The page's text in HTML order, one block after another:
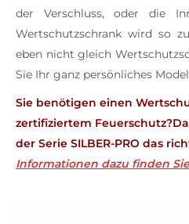
der Verschluss, oder die
Wertschutzschrank wird so
eben nicht gleich
Sie Ihr ganz persönliches
Sie benötigen einen
zertifiziertem Feuerschutz?
der Serie SILBER-PRO das
Informationen dazu finden